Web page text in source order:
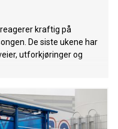
reagerer kraftig på
De siste ukene har
utforkjøringer og